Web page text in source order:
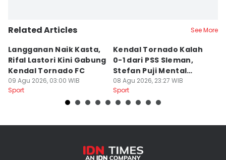
Related Articles See More
Langganan Naik Kasta,
Rifal Lastori Kini Gabung
Kendal Tornado FC
09 Agu 2026, 03:00 WIB
Sport
Kendal Tornado Kalah
0-1 dari PSS Sleman,
Stefan Puji Mental
Pemain
08 Agu 2026, 23:27 WIB
Sport